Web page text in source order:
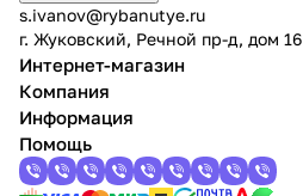
s.ivanov@rybanutye.ru
г. Жуковский, Речной пр-д, дом 16
Интернет-магазин
Компания
Информация
Помощь